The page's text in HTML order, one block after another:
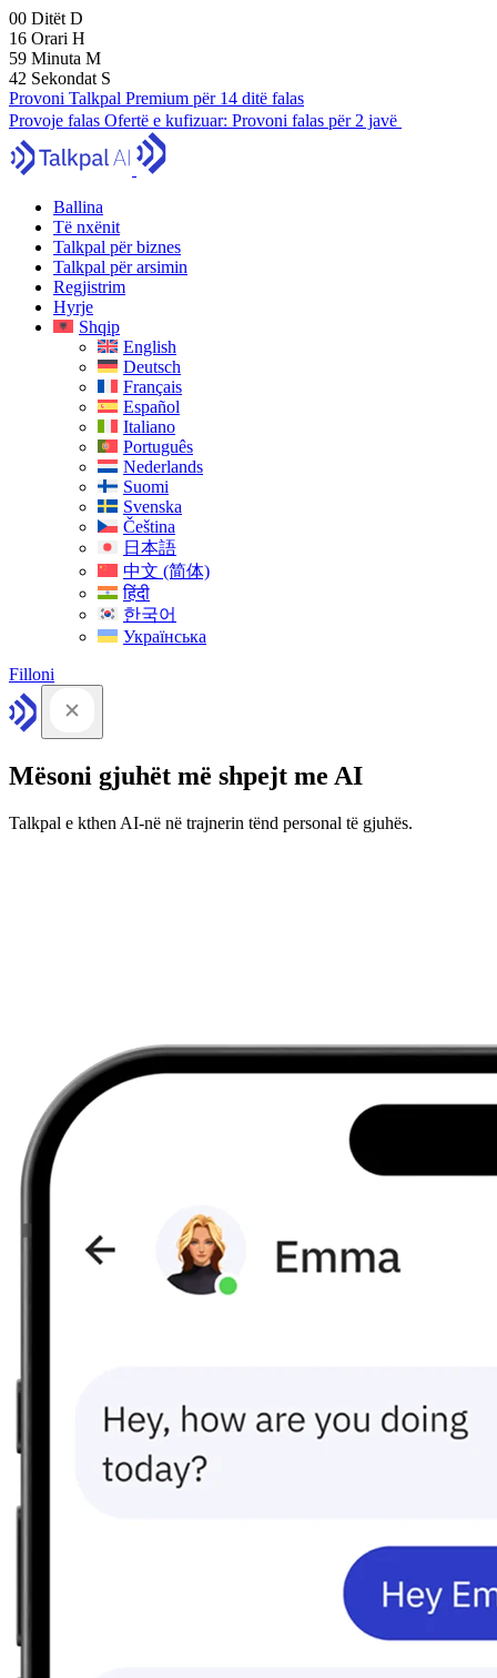
00 Ditët D
16 Orari H
59 Minuta M
41 Sekondat S
Provoni Talkpal Premium për 14 ditë falas
Provoje falas Ofertë e kufizuar: Provoni falas për 2 javë
Ballina
Të nxënit
Talkpal për biznes
Talkpal për arsimin
Regjistrim
Hyrje
Shqip
English
Deutsch
Français
Español
Italiano
Português
Nederlands
Suomi
Svenska
Čeština
日本語
中文 (简体)
हिंदी
한국어
Українська
Filloni
Mësoni gjuhët më shpejt me AI
Talkpal e kthen AI-në në trajnerin tënd personal të gjuhës.